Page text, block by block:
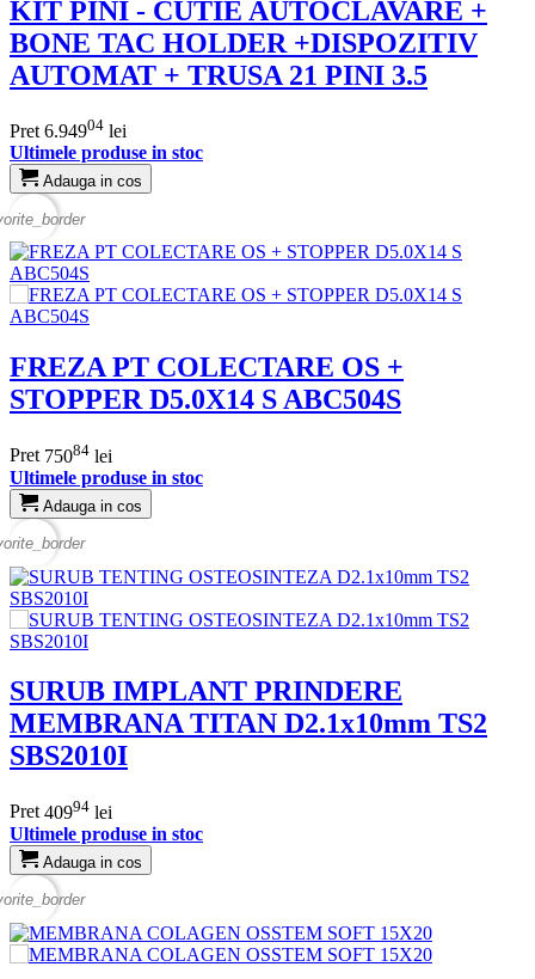
KIT PINI - CUTIE AUTOCLAVARE +
BONE TAC HOLDER +DISPOZITIV
AUTOMAT + TRUSA 21 PINI 3.5
Pret 6.94904 lei
Ultimele produse in stoc
Adauga in cos
FREZA PT COLECTARE OS +
STOPPER D5.0X14 S ABC504S
Pret 75084 lei
Ultimele produse in stoc
Adauga in cos
SURUB IMPLANT PRINDERE
MEMBRANA TITAN D2.1x10mm TS2
SBS2010I
Pret 40994 lei
Ultimele produse in stoc
Adauga in cos